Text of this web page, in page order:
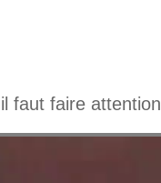
faut faire